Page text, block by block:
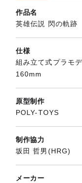
作品名
英雄伝説 閃の軌跡
仕様
組み立て式プラモ
160mm
原型制作
POLY-TOYS
制作協力
坂田 哲男(HRG)
メーカー